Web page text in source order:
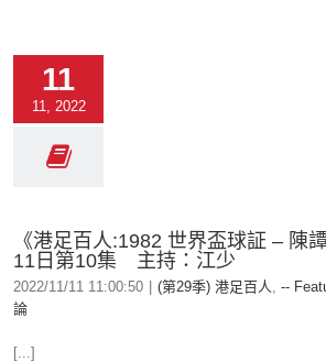
11
11, 2022
《港足百人:1982 世界盃球証 – 陳
11日第10集 主持：江少
2022/11/11 11:00:50 (第29季) 港足百人, --
論
[...]